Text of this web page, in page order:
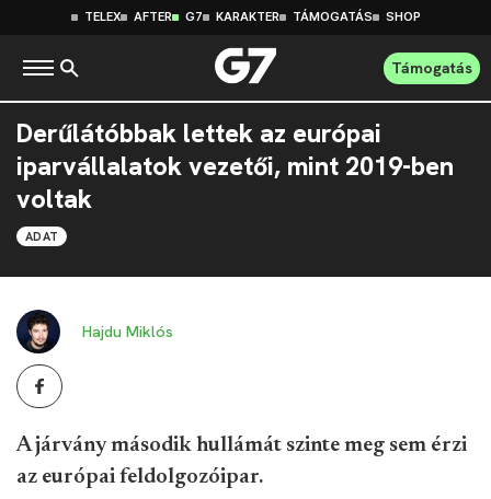
TELEX AFTER G7 KARAKTER TÁMOGATÁS SHOP
Támogatás
Derűlátóbbak lettek az európai
iparvállalatok vezetői, mint 2019-ben
voltak
ADAT
Hajdu Miklós
A járvány második hullámát szinte meg sem érzi
az európai feldolgozóipar.